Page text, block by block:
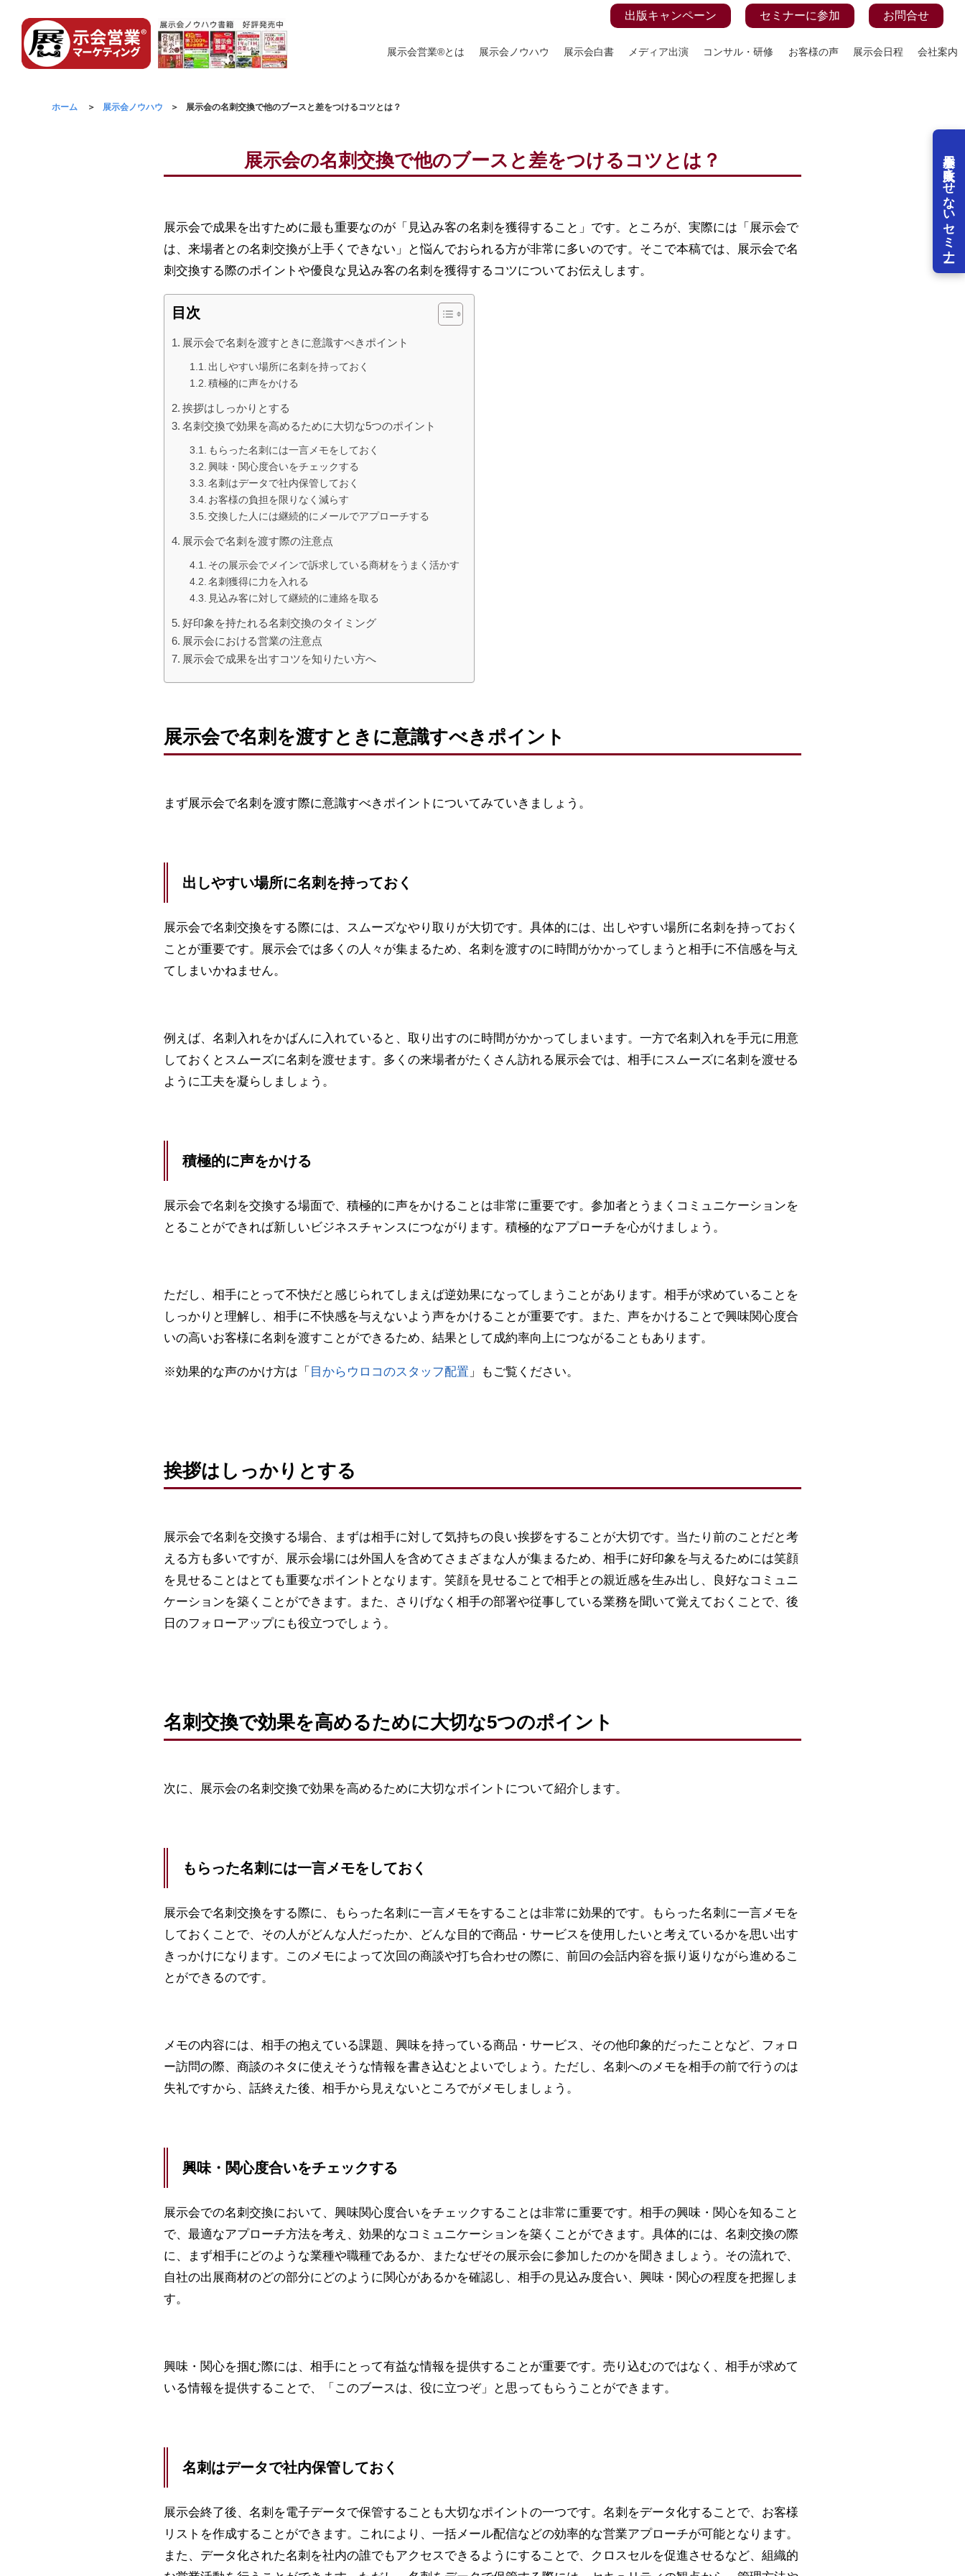
展示会を失敗させないセミナー
出版キャンペーン セミナーに参加 お問合せ
展示会営業®とは 展示会ノウハウ 展示会白書 メディア出演 コンサル・研修 お客様の声 展示会日程 会社案内
ホーム 展示会ノウハウ 展示会の名刺交換で他のブースと差をつけるコツとは？
展示会の名刺交換で他のブースと差をつけるコツとは？
展示会で成果を出すために最も重要なのが「見込み客の名刺を獲得すること」です。ところが、実際には「展示会で
は、来場者との名刺交換が上手くできない」と悩んでおられる方が非常に多いのです。そこで本稿では、展示会で名
刺交換する際のポイントや優良な見込み客の名刺を獲得するコツについてお伝えします。
目次
展示会で名刺を渡すときに意識すべきポイント
出しやすい場所に名刺を持っておく
積極的に声をかける
挨拶はしっかりとする
名刺交換で効果を高めるために大切な5つのポイント
もらった名刺には一言メモをしておく
興味・関心度合いをチェックする
名刺はデータで社内保管しておく
お客様の負担を限りなく減らす
交換した人には継続的にメールでアプローチする
展示会で名刺を渡す際の注意点
その展示会でメインで訴求している商材をうまく活かす
名刺獲得に力を入れる
見込み客に対して継続的に連絡を取る
好印象を持たれる名刺交換のタイミング
展示会における営業の注意点
展示会で成果を出すコツを知りたい方へ
展示会で名刺を渡すときに意識すべきポイント
まず展示会で名刺を渡す際に意識すべきポイントについてみていきましょう。
出しやすい場所に名刺を持っておく
展示会で名刺交換をする際には、スムーズなやり取りが大切です。具体的には、出しやすい場所に名刺を持っておく
ことが重要です。展示会では多くの人々が集まるため、名刺を渡すのに時間がかかってしまうと相手に不信感を与え
てしまいかねません。
例えば、名刺入れをかばんに入れていると、取り出すのに時間がかかってしまいます。一方で名刺入れを手元に用意
しておくとスムーズに名刺を渡せます。多くの来場者がたくさん訪れる展示会では、相手にスムーズに名刺を渡せる
ように工夫を凝らしましょう。
積極的に声をかける
展示会で名刺を交換する場面で、積極的に声をかけることは非常に重要です。参加者とうまくコミュニケーションを
とることができれば新しいビジネスチャンスにつながります。積極的なアプローチを心がけましょう。
ただし、相手にとって不快だと感じられてしまえば逆効果になってしまうことがあります。相手が求めていることを
しっかりと理解し、相手に不快感を与えないよう声をかけることが重要です。また、声をかけることで興味関心度合
いの高いお客様に名刺を渡すことができるため、結果として成約率向上につながることもあります。
※効果的な声のかけ方は「 目からウロコのスタッフ配置 」もご覧ください。
挨拶はしっかりとする
展示会で名刺を交換する場合、まずは相手に対して気持ちの良い挨拶をすることが大切です。当たり前のことだと考
える方も多いですが、展示会場には外国人を含めてさまざまな人が集まるため、相手に好印象を与えるためには笑顔
を見せることはとても重要なポイントとなります。笑顔を見せることで相手との親近感を生み出し、良好なコミュニ
ケーションを築くことができます。また、さりげなく相手の部署や従事している業務を聞いて覚えておくことで、後
日のフォローアップにも役立つでしょう。
名刺交換で効果を高めるために大切な5つのポイント
次に、展示会の名刺交換で効果を高めるために大切なポイントについて紹介します。
もらった名刺には一言メモをしておく
展示会で名刺交換をする際に、もらった名刺に一言メモをすることは非常に効果的です。もらった名刺に一言メモを
しておくことで、その人がどんな人だったか、どんな目的で商品・サービスを使用したいと考えているかを思い出す
きっかけになります。このメモによって次回の商談や打ち合わせの際に、前回の会話内容を振り返りながら進めるこ
とができるのです。
メモの内容には、相手の抱えている課題、興味を持っている商品・サービス、その他印象的だったことなど、フォロ
ー訪問の際、商談のネタに使えそうな情報を書き込むとよいでしょう。ただし、名刺へのメモを相手の前で行うのは
失礼ですから、話終えた後、相手から見えないところでがメモしましょう。
興味・関心度合いをチェックする
展示会での名刺交換において、興味関心度合いをチェックすることは非常に重要です。相手の興味・関心を知ること
で、最適なアプローチ方法を考え、効果的なコミュニケーションを築くことができます。具体的には、名刺交換の際
に、まず相手にどのような業種や職種であるか、またなぜその展示会に参加したのかを聞きましょう。その流れで、
自社の出展商材のどの部分にどのように関心があるかを確認し、相手の見込み度合い、興味・関心の程度を把握しま
す。
興味・関心を掴む際には、相手にとって有益な情報を提供することが重要です。売り込むのではなく、相手が求めて
いる情報を提供することで、「このブースは、役に立つぞ」と思ってもらうことができます。
名刺はデータで社内保管しておく
展示会終了後、名刺を電子データで保管することも大切なポイントの一つです。名刺をデータ化することで、お客様
リストを作成することができます。これにより、一括メール配信などの効率的な営業アプローチが可能となります。
また、データ化された名刺を社内の誰でもアクセスできるようにすることで、クロスセルを促進させるなど、組織的